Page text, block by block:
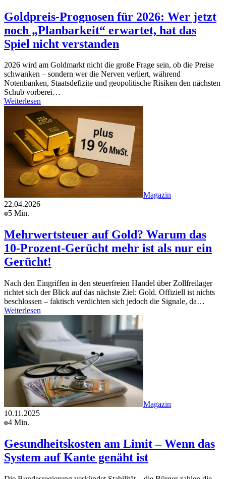
Goldpreis-Prognosen für 2026: Wer jetzt
noch „Planbarkeit“ erwartet, hat das
Spiel nicht verstanden
2026 wird am Goldmarkt nicht die große Frage sein, ob die Preise
schwanken – sondern wer die Nerven verliert, während
Notenbanken, Staatsdefizite und geopolitische Risiken den nächsten
Schub vorberei…
Weiterlesen
Magazin
22.04.2026
5 Min.
Mehrwertsteuer auf Gold? Warum das
10-Prozent-Gerücht mehr ist als nur ein
Gerücht!
Nach den Eingriffen in den steuerfreien Handel über Zollfreilager
richtet sich der Blick auf das nächste Ziel: Gold. Offiziell ist nichts
beschlossen – faktisch verdichten sich jedoch die Signale, da…
Weiterlesen
Magazin
10.11.2025
4 Min.
Gesundheitskosten am Limit – Wenn das
System auf Kante genäht ist